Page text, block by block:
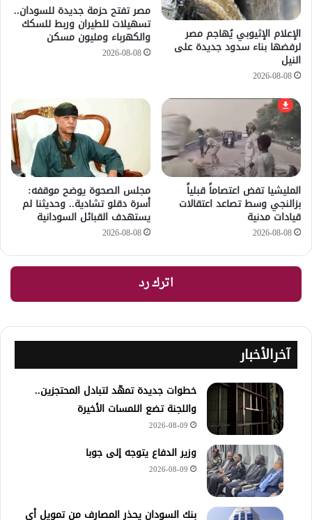
الإعلام الإثيوبي يُهاجم مصر
لرفضها بناء سدود جديدة على
النيل
2026-08-08
مصر تفتح حزمة جديدة للسودان..
تسهيلات للطيران وربط للسكك
والكهرباء ومليون مسكن
2026-08-08
المليشيا تفض اعتصاماً قبلياً
بزالنجي وسط تصاعد اعتقالات
قيادات مدنية
2026-08-08
مجلس الصحوة يوضح موقفه:
أسرة دقلو تشادية.. وحديثنا لم
يستهدف القبائل السودانية
2026-08-08
اترك رد
آخرالأخبار
خطوات جديدة تمهّد لتبادل المحتجزين..
واللجنة تضع اللمسات الأخيرة
2026-08-09
وزير الدفاع يتوجه إلى جوبا
2026-08-09
بنك السودان يحذر المصارف من تمويل أي